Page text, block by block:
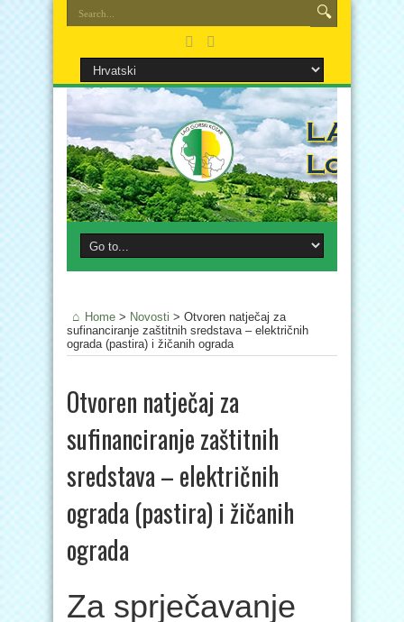
Home > Novosti > Otvoren natječaj za
sufinanciranje zaštitnih sredstava – električnih
ograda (pastira) i žičanih ograda
Otvoren natječaj za
sufinanciranje zaštitnih
sredstava – električnih
ograda (pastira) i žičanih
ograda
Za sprječavanje